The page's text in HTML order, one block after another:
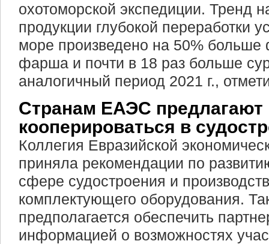
охотоморской экспедиции. Тренд
продукции глубокой переработки
море произведено на 50%
фарша и почти в 18 раз больше
аналогичный период 2021 г.,
Странам ЕАЭС предлагают
кооперироваться в
Коллегия Евразийской
приняла рекомендации по
сфере судостроения и
комплектующего оборудования.
предполагается обеспечить
информацией о возможностях